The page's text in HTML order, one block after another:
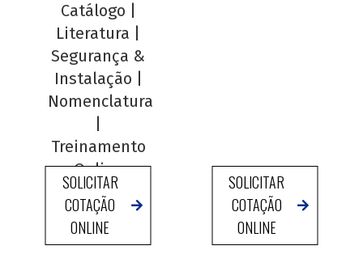
Catálogo
Literatura
Segurança &
Instalação
Nomenclatura
Treinamento
Online
SOLICITAR
COTAÇÃO
ONLINE
SOLICITAR
COTAÇÃO
ONLINE